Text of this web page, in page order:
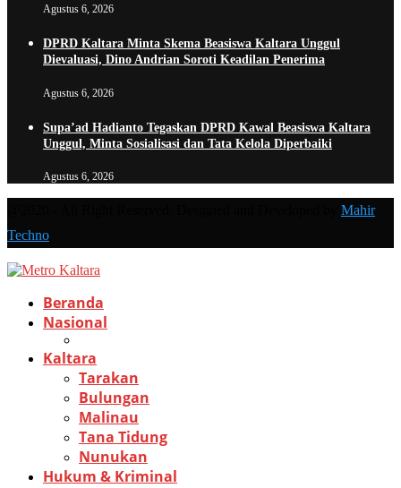
Agustus 6, 2026
DPRD Kaltara Minta Skema Beasiswa Kaltara Unggul
Dievaluasi, Dino Andrian Soroti Keadilan Penerima
Agustus 6, 2026
Supa’ad Hadianto Tegaskan DPRD Kawal Beasiswa Kaltara
Unggul, Minta Sosialisasi dan Tata Kelola Diperbaiki
Agustus 6, 2026
Mahir
Techno
Beranda
Nasional
Kaltara
Tarakan
Bulungan
Malinau
Tana Tidung
Nunukan
Hukum & Kriminal